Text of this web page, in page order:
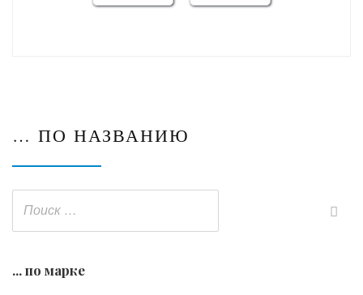
… ПО НАЗВАНИЮ
... по марке